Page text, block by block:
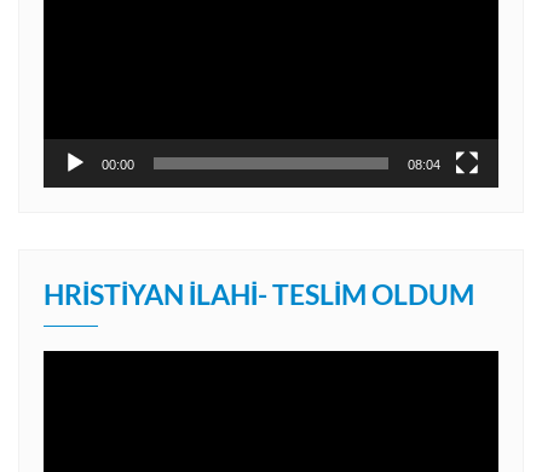
00:00 08:04
HRISTIYAN İLAHI- TESLIM OLDUM